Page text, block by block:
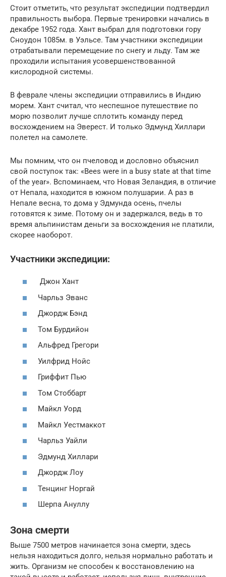
Стоит отметить, что результат экспедиции подтвердил
правильность выбора. Первые тренировки начались в
декабре 1952 года. Хант выбрал для подготовки гору
Сноудон 1085м. в Уэльсе. Там участники экспедиции
отрабатывали перемещение по снегу и льду. Там же
проходили испытания усовершенствованной
кислородной системы.
В феврале члены экспедиции отправились в Индию
морем. Хант считал, что неспешное путешествие по
морю позволит лучше сплотить команду перед
восхождением на Эверест. И только Эдмунд Хиллари
полетел на самолете.
Мы помним, что он пчеловод и дословно объяснил
свой поступок так: «Bees were in a busy state at that time
of the year». Вспоминаем, что Новая Зеландия, в отличие
от Непала, находится в южном полушарии. А раз в
Непале весна, то дома у Эдмунда осень, пчелы
готовятся к зиме. Потому он и задержался, ведь в то
время альпинистам деньги за восхождения не платили,
скорее наоборот.
Участники экспедиции:
Джон Хант
Чарльз Эванс
Джордж Бэнд
Том Бурдийон
Альфред Грегори
Уилфрид Нойс
Гриффит Пью
Том Стоббарт
Майкл Уорд
Майкл Уестмаккот
Чарльз Уайли
Эдмунд Хиллари
Джордж Лоу
Тенцинг Норгай
Шерпа Ануллу
Зона смерти
Выше 7500 метров начинается зона смерти, здесь
нельзя находиться долго, нельзя нормально работать и
жить. Организм не способен к восстановлению на